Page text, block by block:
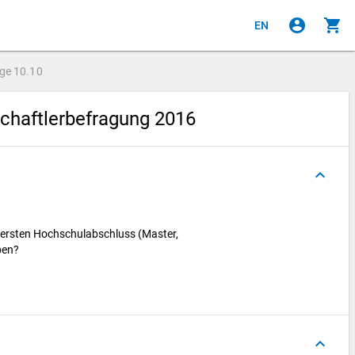
EN account_circle shopping_cart
10.10
2016
keyboard_arrow_up
Hochschulabschluss (Master,
keyboard_arrow_up